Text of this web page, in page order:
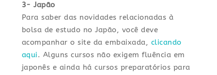
3- Japão
Para saber das novidades relacionadas à
bolsa de estudo no Japão, você deve
acompanhar o site da embaixada, clicando
aqui. Alguns cursos não exigem fluência em
japonês e ainda há cursos preparatórios para